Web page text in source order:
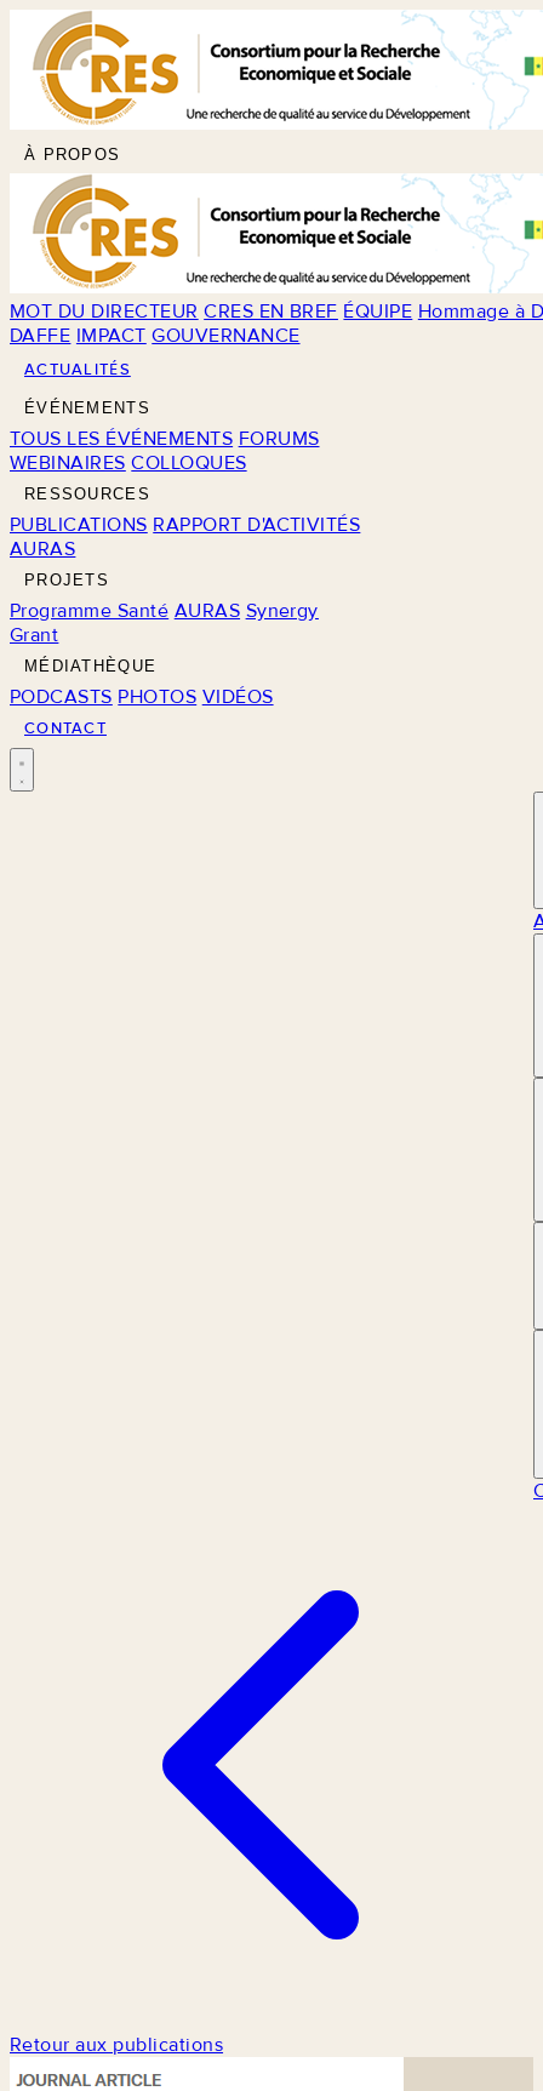
À PROPOS
MOT DU DIRECTEUR CRES EN BREF ÉQUIPE Hommage à
DAFFE IMPACT GOUVERNANCE
ACTUALITÉS
ÉVÉNEMENTS
TOUS LES ÉVÉNEMENTS FORUMS
WEBINAIRES COLLOQUES
RESSOURCES
PUBLICATIONS RAPPORT D'ACTIVITÉS
AURAS
PROJETS
Programme Santé AURAS Synergy
Grant
MÉDIATHÈQUE
PODCASTS PHOTOS VIDÉOS
CONTACT
Retour aux publications